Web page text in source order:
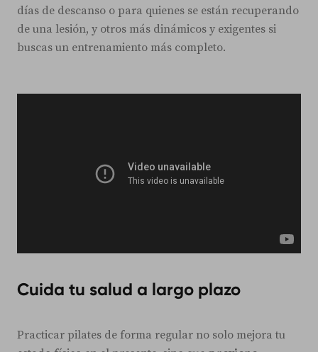
días de descanso o para quienes se están recuperando
de una lesión, y otros más dinámicos y exigentes si
buscas un entrenamiento más completo.
Cuida tu salud a largo plazo
Practicar pilates de forma regular no solo mejora tu